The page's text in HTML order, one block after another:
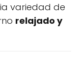
variedad de
relajado y